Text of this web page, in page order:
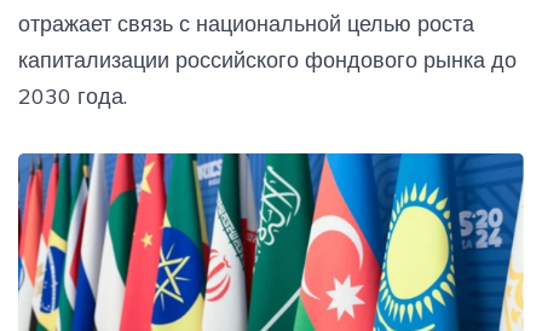
отражает связь с национальной целью роста
капитализации российского фондового рынка до
2030 года.